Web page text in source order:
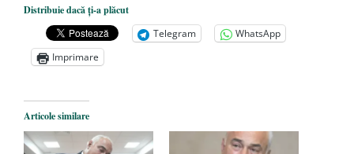
Nicolae Steinhardt, comemorat la 102 ani
de la naștere - 29 iulie 2024
„Carnea cultivată” în laborator, tot mai
comercializare în UE
Părintele mărturisitor Constantin
Voicescu, pomenit, duminică, la
Distribuie dacă ți-a plăcut
Telegram
WhatsApp
Imprimare
Articole similare